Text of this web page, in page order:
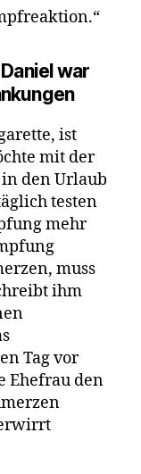
war
ist
mit der
den Urlaub
testen
mehr
muss
ihm
Tag vor
Ehefrau den